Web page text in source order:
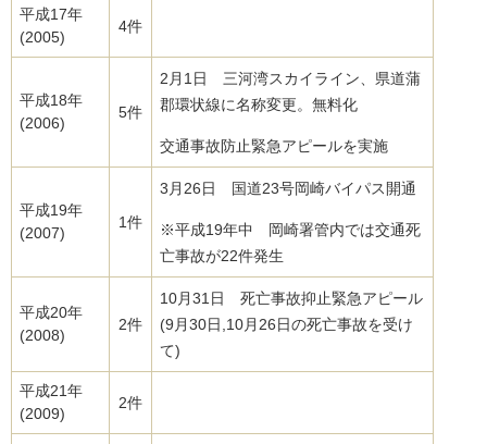
平成17年
(2005)
4件
平成18年
(2006)
5件
2月1日 三河湾スカイライン、県道蒲
郡環状線に名称変更。無料化
交通事故防止緊急アピールを実施
平成19年
(2007)
1件
3月26日 国道23号岡崎バイパス開通
※平成19年中 岡崎署管内では交通死
亡事故が22件発生
平成20年
(2008)
2件
10月31日 死亡事故抑止緊急アピール
(9月30日,10月26日の死亡事故を受け
て)
平成21年
(2009)
2件